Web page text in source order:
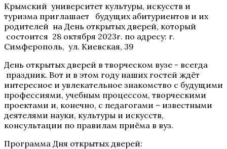
Крымский университет культуры, искусств и
туризма приглашает будущих абитуриентов и их
родителей на День открытых дверей, который
состоится 28 октября 2023г. по адресу: г.
Симферополь, ул. Киевская, 39
День открытых дверей в творческом вузе - всегда
праздник. Вот и в этом году наших гостей ждёт
интересное и увлекательное знакомство с будущими
профессиями, учебным процессом, творческими
проектами и, конечно, с педагогами – известными
деятелями науки, культуры и искусств,
консультации по правилам приёма в вуз.
Программа Дня открытых дверей: